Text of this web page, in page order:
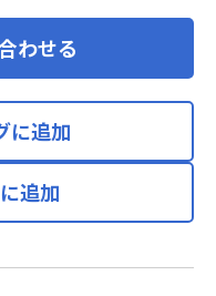
わせる
に追加
追加